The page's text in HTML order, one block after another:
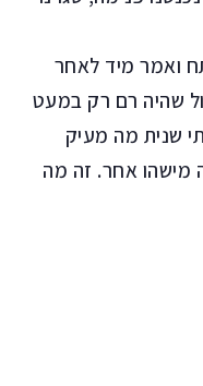
ואמר מיד לאחר
שהיה רם רק במעט
שנית מה מעיק
מישהו אחר. זה מה